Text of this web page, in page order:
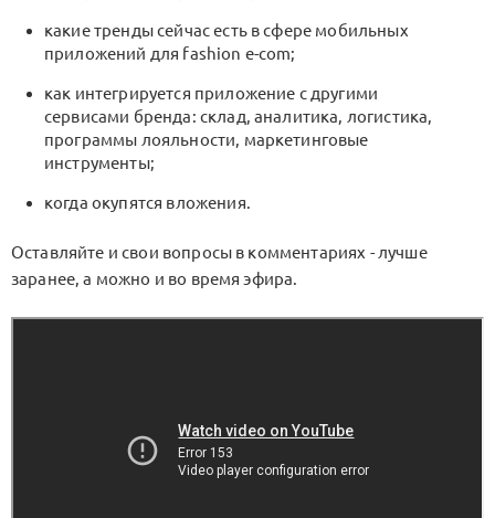
какие тренды сейчас есть в сфере мобильных
приложений для fashion e-com;
как интегрируется приложение с другими
сервисами бренда: склад, аналитика, логистика,
программы лояльности, маркетинговые
инструменты;
когда окупятся вложения.
Оставляйте и свои вопросы в комментариях - лучше
заранее, а можно и во время эфира.